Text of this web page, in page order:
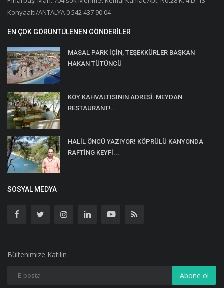
Konyaaltı/ANTALYA 0 542 437 90 04
EN ÇOK GÖRÜNTÜLENEN GÖNDERILER
MASAL PARK İÇİN, TEŞEKKÜRLER BAŞKAN
HAKAN TÜTÜNCÜ
KÖY KAHVALTISININ ADRESİ: MEYDAN
RESTAURANT!..
HALİL ÖNCÜ YAZIYOR! KÖPRÜLÜ KANYONDA
RAFTİNG KEYFİ...
SOSYAL MEDYA
Bültenimize Katılın
Abone ol